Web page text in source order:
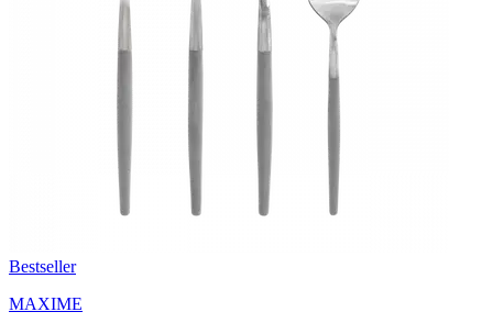
Bestseller
MAXIME